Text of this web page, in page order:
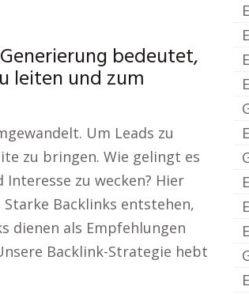
bedeutet,
leiten und zum
Um Leads zu
zu bringen. Wie gelingt es
zu wecken? Hier
Backlinks entstehen,
dienen als Empfehlungen
Backlink-Strategie hebt